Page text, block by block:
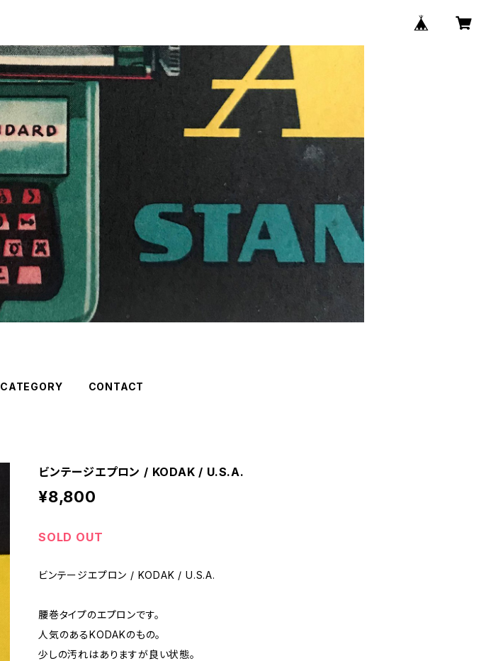
CATEGORY CONTACT
ビンテージエプロン / KODAK / U.S.A.
¥8,800
SOLD OUT
ビンテージエプロン / KODAK / U.S.A.
腰巻タイプのエプロンです。
人気のあるKODAKのもの。
少しの汚れはありますが良い状態。